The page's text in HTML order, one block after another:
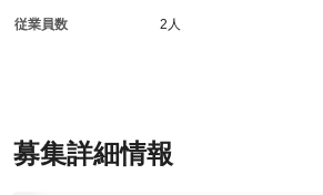
募集詳細情報
従業員数 2人